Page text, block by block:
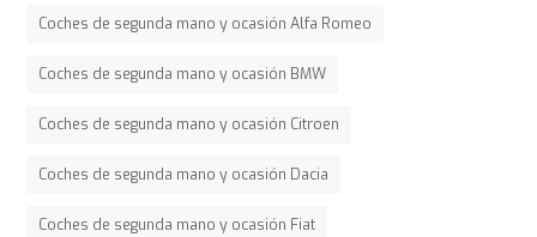
Coches de segunda mano y ocasión Alfa Romeo
Coches de segunda mano y ocasión BMW
Coches de segunda mano y ocasión Citroen
Coches de segunda mano y ocasión Dacia
Coches de segunda mano y ocasión Fiat